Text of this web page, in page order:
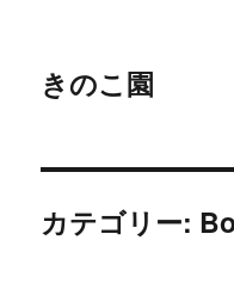
きのこ園
カテゴリー: